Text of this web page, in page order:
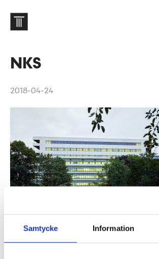
Samtycke Information
NKS
2018-04-24
Nya Karolinska Foto: Fredrik Sweger